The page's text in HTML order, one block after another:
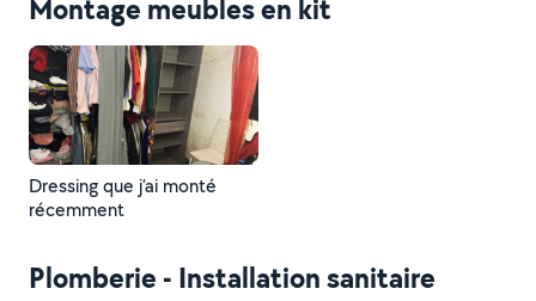
Montage meubles en kit
Dressing que j’ai monté
récemment
Plomberie - Installation sanitaire